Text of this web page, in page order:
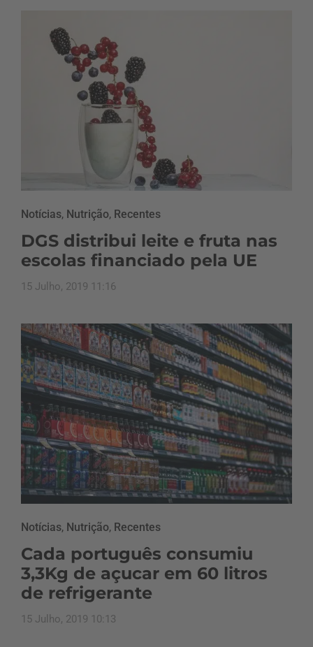
Notícias, Nutrição, Recentes
DGS distribui leite e fruta nas
escolas financiado pela UE
15 Julho, 2019 11:16
Notícias, Nutrição, Recentes
Cada português consumiu
3,3Kg de açucar em 60 litros
de refrigerante
15 Julho, 2019 10:13